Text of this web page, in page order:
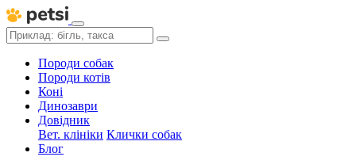
Породи собак
Породи котів
Коні
Динозаври
Довідник
Вет. клініки Клички собак
Блог